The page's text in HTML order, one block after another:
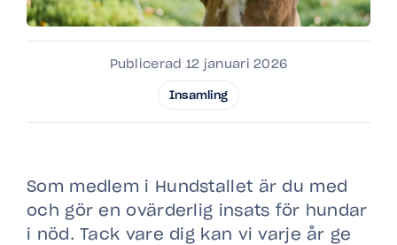
Publicerad 12 januari 2026
Insamling
Som medlem i Hundstallet är du med
och gör en ovärderlig insats för hundar
i nöd. Tack vare dig kan vi varje år ge